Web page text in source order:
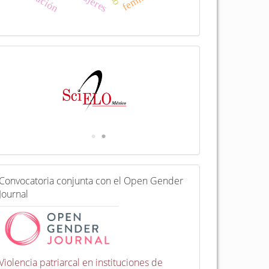
C
o
Convocatoria conjunta con el Open Gender
Journal
patriarcal en instituciones de